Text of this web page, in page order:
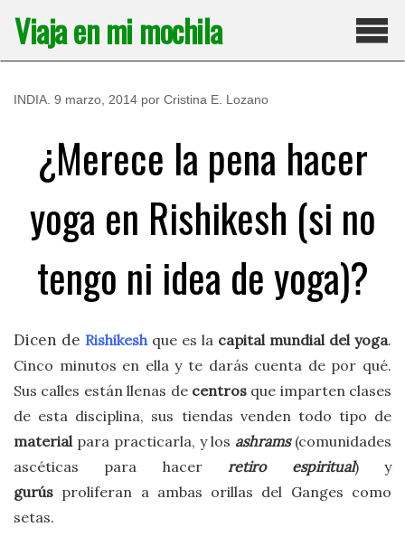
contenido
Viaja en mi mochila
INDIA 9 marzo, 2014 por Cristina E. Lozano
¿Merece la pena hacer
yoga en Rishikesh (si no
tengo ni idea de yoga)?
Dicen de Rishikeshque es la capital mundial del yoga.
Cinco minutos en ella y te darás cuenta de por qué.
Sus calles están llenas de centrosque imparten clases
de esta disciplina, sus tiendas venden todo tipo de
materialpara practicarla, y los ashrams(comunidades
ascéticas para hacerretiro espiritual) y
gurús proliferan a ambas orillas del Ganges como
setas.